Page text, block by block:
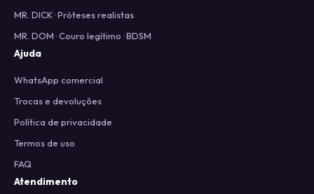
MR. DICK · Próteses realistas
MR. DOM · Couro legítimo · BDSM
Ajuda
WhatsApp comercial
Trocas e devoluções
Política de privacidade
Termos de uso
FAQ
Atendimento